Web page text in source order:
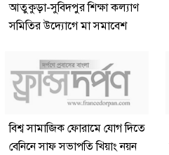
আতুকুড়া-সুবিদপুর শিক্ষা কল্যাণ
সমিতির উদ্যোগে মা সমাবেশ
বিশ্ব সামাজিক ফোরামে যোগ দিতে
বেনিনে সাফ সভাপতি খিয়াং নয়ন